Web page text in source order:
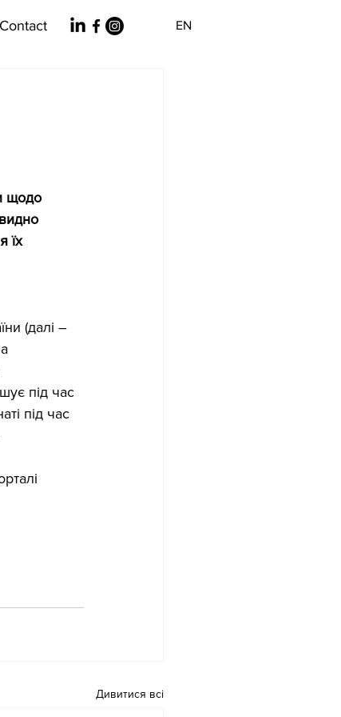
Contact EN
щодо
їх
(далі –
під час
під час
Дивитися всі